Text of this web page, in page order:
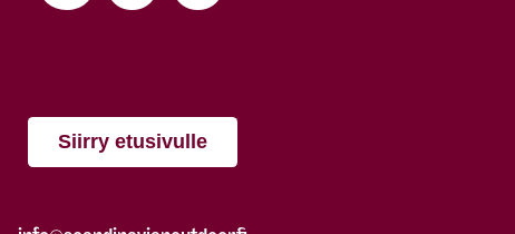
Siirry etusivulle